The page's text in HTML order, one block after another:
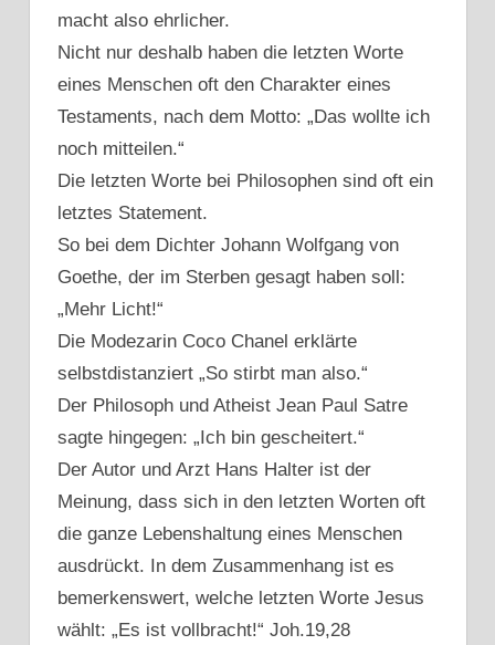
macht also ehrlicher.
Nicht nur deshalb haben die letzten Worte
eines Menschen oft den Charakter eines
Testaments, nach dem Motto: „Das wollte ich
noch mitteilen.“
Die letzten Worte bei Philosophen sind oft ein
letztes Statement.
So bei dem Dichter Johann Wolfgang von
Goethe, der im Sterben gesagt haben soll:
„Mehr Licht!“
Die Modezarin Coco Chanel erklärte
selbstdistanziert „So stirbt man also.“
Der Philosoph und Atheist Jean Paul Satre
sagte hingegen: „Ich bin gescheitert.“
Der Autor und Arzt Hans Halter ist der
Meinung, dass sich in den letzten Worten oft
die ganze Lebenshaltung eines Menschen
ausdrückt. In dem Zusammenhang ist es
bemerkenswert, welche letzten Worte Jesus
wählt: „Es ist vollbracht!“ Joh.19,28